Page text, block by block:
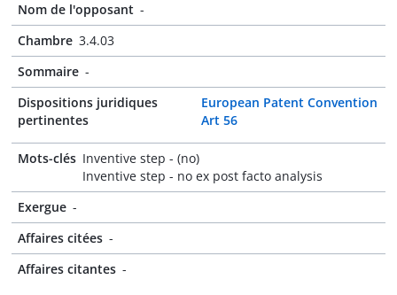
Nom de l'opposant -
Chambre 3.4.03
Sommaire -
Dispositions juridiques
pertinentes
European Patent Convention
Art 56
Mots-clés Inventive step - (no)
Inventive step - no ex post facto analysis
Exergue -
Affaires citées -
Affaires citantes -